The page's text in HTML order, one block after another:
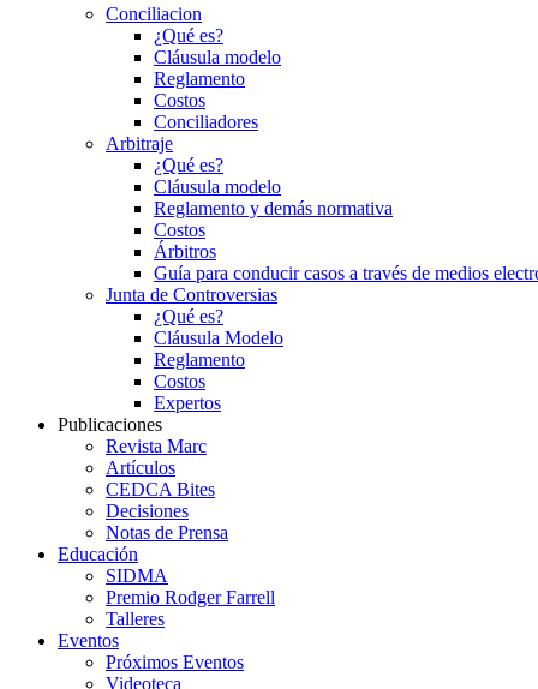
Conciliacion
¿Qué es?
Cláusula modelo
Reglamento
Costos
Conciliadores
Arbitraje
¿Qué es?
Cláusula modelo
Reglamento y demás normativa
Costos
Árbitros
Guía para conducir casos a través de medios
Junta de Controversias
¿Qué es?
Cláusula Modelo
Reglamento
Costos
Expertos
Publicaciones
Revista Marc
Artículos
CEDCA Bites
Decisiones
Notas de Prensa
Educación
SIDMA
Premio Rodger Farrell
Talleres
Eventos
Próximos Eventos
Videoteca